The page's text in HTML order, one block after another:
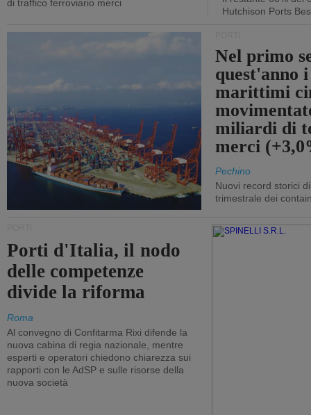
di traffico ferroviario merci
Hutchison Ports
Nel primo
quest'anno
marittimi
miliardi di
merci
Pechino
Nuovi record storici
trimestrale dei
Porti d'Italia, il nodo
delle competenze
divide la riforma
Roma
Al convegno di Confitarma Rixi difende la
nuova cabina di regia nazionale, mentre
esperti e operatori chiedono chiarezza sui
rapporti con le AdSP e sulle risorse della
nuova società